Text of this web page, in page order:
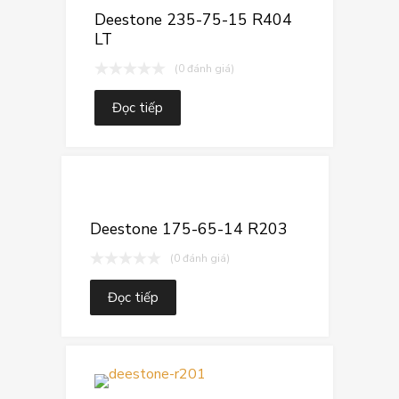
Deestone 235-75-15 R404
LT
(0 đánh giá)
Đọc tiếp
Deestone 175-65-14 R203
(0 đánh giá)
Đọc tiếp